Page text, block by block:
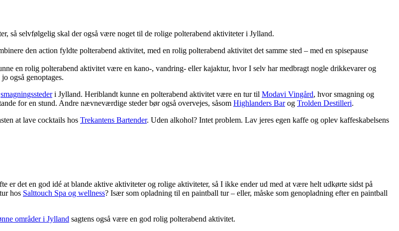
så selvfølgelig skal der også være noget til de rolige polterabend aktiviteter i Jylland.
den action fyldte polterabend aktivitet, med en rolig polterabend aktivitet det samme sted – med en spisepause
en rolig polterabend aktivitet være en kano-, vandring- eller kajaktur, hvor I selv har medbragt nogle drikkevarer og
også genoptages.
smagningsstederi Jylland. Heriblandt kunne en polterabend aktivitet være en tur til Modavi Vingård, hvor smagning og
for en stund. Andre nævneværdige steder bør også overvejes, såsom Highlanders Barog Trolden Destilleri.
at lave cocktails hos Trekantens Bartender. Uden alkohol? Intet problem. Lav jeres egen kaffe og oplev kaffeskabelsens
er det en god idé at blande aktive aktiviteter og rolige aktiviteter, så I ikke ender ud med at være helt udkørte sidst på
hos Salttouch Spa og wellness? Især som opladning til en paintball tur – eller, måske som genopladning efter en paintball
områder i Jylland sagtens også være en god rolig polterabend aktivitet.